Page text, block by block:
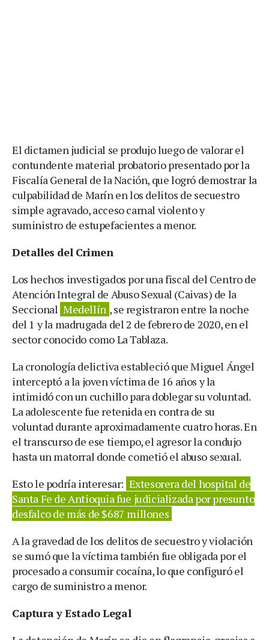
El dictamen judicial se produjo luego de valorar el
contundente material probatorio presentado por la
Fiscalía General de la Nación, que logró demostrar la
culpabilidad de Marín en los delitos de secuestro
simple agravado, acceso carnal violento y
suministro de estupefacientes a menor.
Detalles del Crimen
Los hechos investigados por una fiscal del Centro de
Atención Integral de Abuso Sexual (Caivas) de la
Seccional Medellín , se registraron entre la noche
del 1 y la madrugada del 2 de febrero de 2020, en el
sector conocido como La Tablaza.
La cronología delictiva estableció que Miguel Ángel
interceptó a la joven víctima de 16 años y la
intimidó con un cuchillo para doblegar su voluntad.
La adolescente fue retenida en contra de su
voluntad durante aproximadamente cuatro horas. En
el transcurso de ese tiempo, el agresor la condujo
hasta un matorral donde cometió el abuso sexual.
Esto le podría interesar: Extesorera del hospital de
Santa Fe de Antioquia fue judicializada por presunto
desfalco de más de $687 millones
A la gravedad de los delitos de secuestro y violación
se sumó que la víctima también fue obligada por el
procesado a consumir cocaína, lo que configuró el
cargo de suministro a menor.
Captura y Estado Legal